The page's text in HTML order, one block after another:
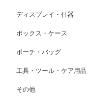
ディスプレイ・什器
ボックス・ケース
ポーチ・バッグ
工具・ツール・ケア用品
その他